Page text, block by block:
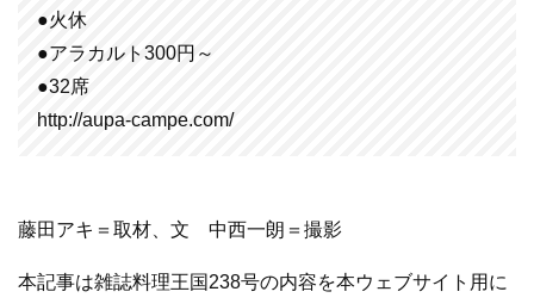
●火休
●アラカルト300円～
●32席
http://aupa-campe.com/
藤田アキ＝取材、文 中西一朗＝撮影
本記事は雑誌料理王国238号の内容を本ウェブサイト用に